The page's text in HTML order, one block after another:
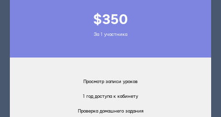
$350
За 1 участника
Просмотр записи уроков
1 год доступа к кабинету
Проверка домашнего задания